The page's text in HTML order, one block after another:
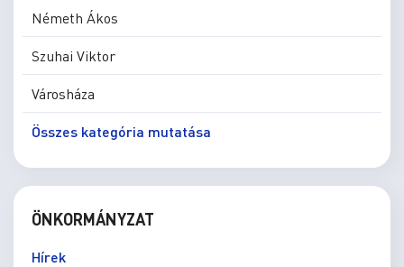
Németh Ákos
Szuhai Viktor
Városháza
Összes kategória mutatása
ÖNKORMÁNYZAT
Hírek